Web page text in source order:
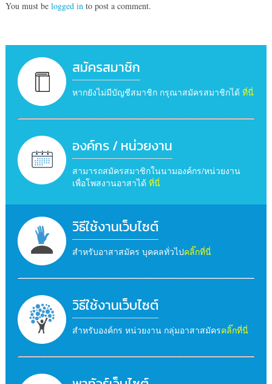
You must be logged into post a comment.
สมัครสมาชิก
หากยังไม่มีบัญชีสมาชิก กรุณาสมัครสมาชิกได้ ที่นี่
องค์กร / หน่วยงาน
สามารถสมัครสมาชิกในนามองค์กร/หน่วยงาน
เพื่อโพสงานอาสาได้ ที่นี่
วิธีใช้งานเว็บไซต์
สำหรับอาสาสมัคร บุคคลทั่วไปคลิ๊กที่นี่
วิธีใช้งานเว็บไซต์
สำหรับองค์กร หน่วยงาน กลุ่มอาสาสมัครคลิ๊กที่นี่